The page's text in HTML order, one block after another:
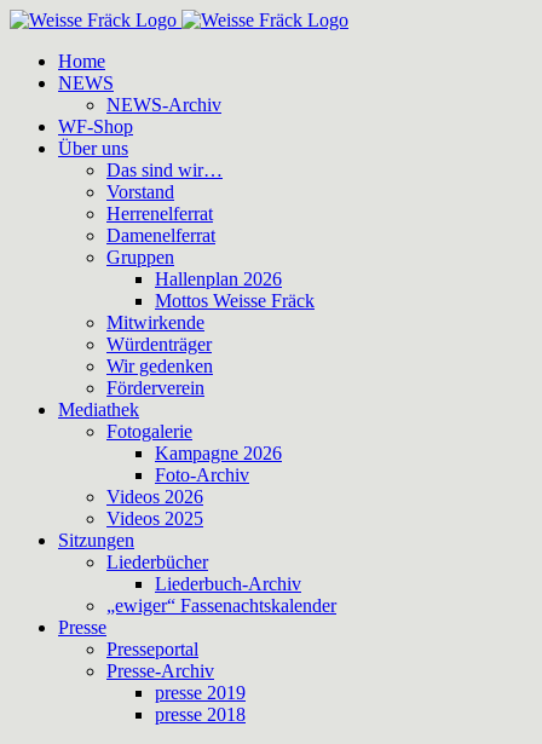
Zum
springenHome
NEWS
NEWS-Archiv
WF-Shop
Über uns
Das sind wir…
Vorstand
Herrenelferrat
Damenelferrat
Gruppen
Hallenplan 2026
Mottos Weisse Fräck
Mitwirkende
Würdenträger
Wir gedenken
Förderverein
Mediathek
Fotogalerie
Kampagne 2026
Foto-Archiv
Videos 2026
Videos 2025
Sitzungen
Liederbücher
Liederbuch-Archiv
„ewiger“ Fassenachtskalender
Presse
Presseportal
Presse-Archiv
presse 2019
presse 2018